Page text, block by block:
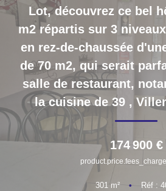
GESTION
Estimer
Estimation En Ligne
Biens Vendus
NOS
Lot, découvrez ce bel
m2 répartis sur 3
en rez-de-chaussée
de 70 m2, qui serait
salle de restaurant,
la cuisine de 39 ,
174 900 €
301 m² • Réf :